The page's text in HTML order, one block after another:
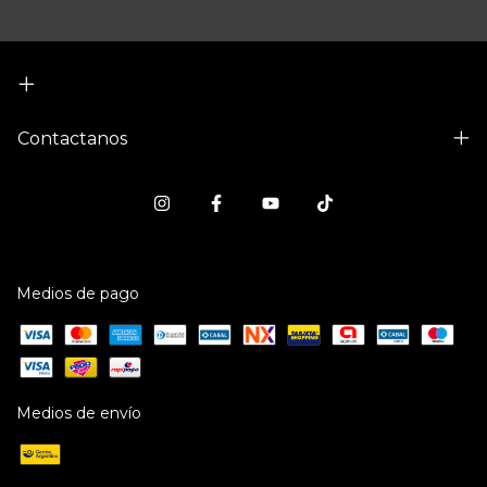
Contactanos
Medios de pago
Medios de envío